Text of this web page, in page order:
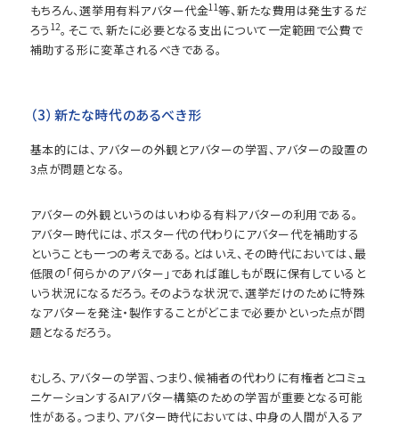
もちろん、選挙用有料アバター代金11等、新たな費用は発生するだ
ろう 12。そこで、新たに必要となる支出について一定範囲で公費で
補助する形に変革されるべきである。
（3）新たな時代のあるべき形
基本的には、アバターの外観とアバターの学習、アバターの設置の
3点が問題となる。
アバターの外観というのはいわゆる有料アバターの利用である。
アバター時代には、ポスター代の代わりにアバター代を補助する
ということも一つの考えである。とはいえ、その時代においては、最
低限の「何らかのアバター」であれば誰しもが既に保有していると
いう状況になるだろう。そのような状況で、選挙だけのために特殊
なアバターを発注・製作することがどこまで必要かといった点が問
題となるだろう。
むしろ、アバターの学習、つまり、候補者の代わりに有権者とコミュ
ニケーションするAIアバター構築のための学習が重要となる可能
性がある。つまり、アバター時代においては、中身の人間が入るア